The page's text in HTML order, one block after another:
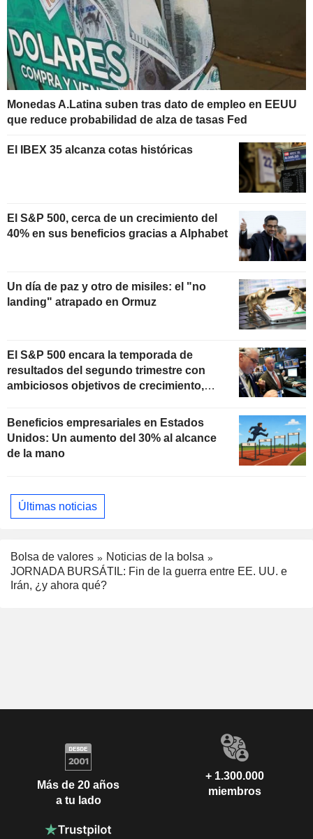
Monedas A.Latina suben tras dato de empleo en EEUU
que reduce probabilidad de alza de tasas Fed
El IBEX 35 alcanza cotas históricas
El S&P 500, cerca de un crecimiento del
40% en sus beneficios gracias a Alphabet
Un día de paz y otro de misiles: el "no
landing" atrapado en Ormuz
El S&P 500 encara la temporada de
resultados del segundo trimestre con
ambiciosos objetivos de crecimiento,
Beneficios empresariales en Estados
Unidos: Un aumento del 30% al alcance
de la mano
Últimas noticias
Bolsa de valores
Noticias de la bolsa
JORNADA BURSÁTIL: Fin de la guerra entre EE. UU. e
Irán, ¿y ahora qué?
Más de 20 años
a tu lado
+ 1.300.000
miembros